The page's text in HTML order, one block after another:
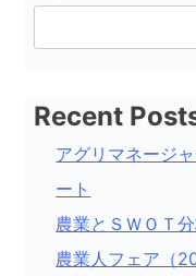
シ
ン
Recent
アグリマネージ
ート
農業とＳＷＯＴ
農業人フェア（